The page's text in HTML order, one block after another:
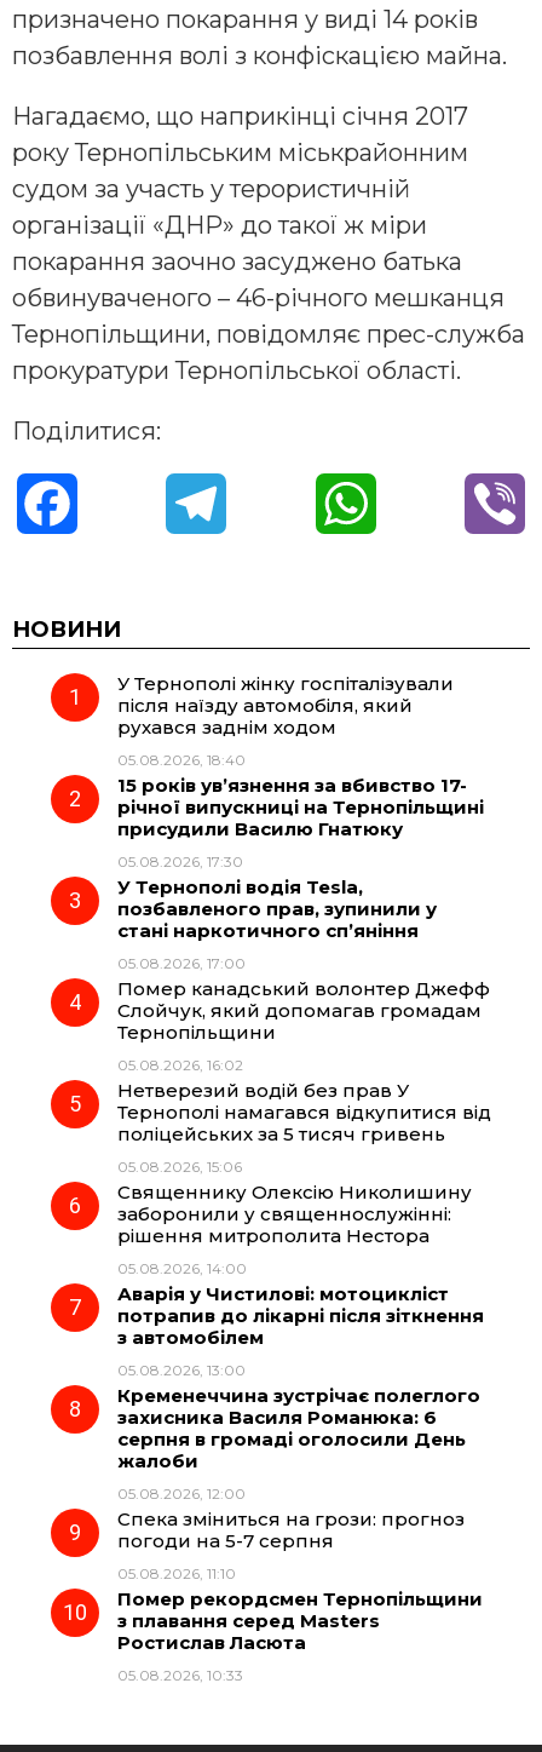
призначено покарання у виді 14 років
позбавлення волі з конфіскацією майна.
Нагадаємо, що наприкінці січня 2017
року Тернопільським міськрайонним
судом за участь у терористичній
організації «ДНР» до такої ж міри
покарання заочно засуджено батька
обвинуваченого – 46-річного мешканця
Тернопільщини, повідомляє прес-служба
прокуратури Тернопільської області.
Поділитися:
c
e
o
k
e
r
a
m
t
A
p
НОВИНИ
У Тернополі жінку госпіталізували
після наїзду автомобіля, який
рухався заднім ходом
05.08.2026, 18:40
15 років ув’язнення за вбивство 17-
річної випускниці на Тернопільщині
присудили Василю Гнатюку
05.08.2026, 17:30
У Тернополі водія Tesla,
позбавленого прав, зупинили у
стані наркотичного сп’яніння
05.08.2026, 17:00
Помер канадський волонтер Джефф
Слойчук, який допомагав громадам
Тернопільщини
05.08.2026, 16:02
Нетверезий водій без прав У
Тернополі намагався відкупитися від
поліцейських за 5 тисяч гривень
05.08.2026, 15:06
Священнику Олексію Николишину
заборонили у священнослужінні:
рішення митрополита Нестора
05.08.2026, 14:00
Аварія у Чистилові: мотоцикліст
потрапив до лікарні після зіткнення
з автомобілем
05.08.2026, 13:00
Кременеччина зустрічає полеглого
захисника Василя Романюка: 6
серпня в громаді оголосили День
жалоби
05.08.2026, 12:00
Спека зміниться на грози: прогноз
погоди на 5-7 серпня
05.08.2026, 11:10
Помер рекордсмен Тернопільщини
з плавання серед Masters
Ростислав Ласюта
05.08.2026, 10:33